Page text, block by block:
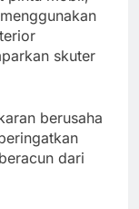
skuter
berusaha
dari